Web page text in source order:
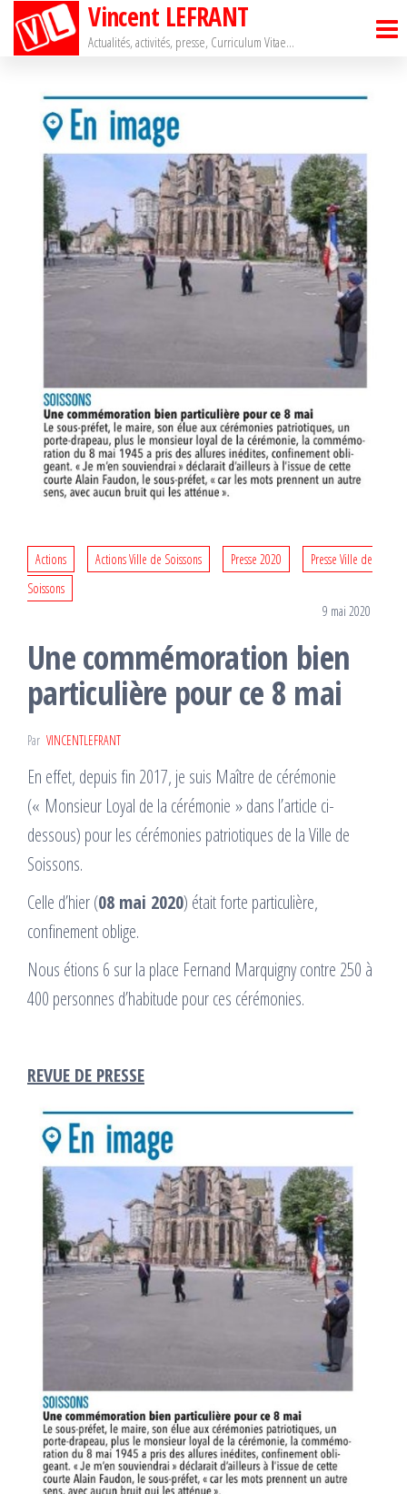
Passer
Vincent LEFRANT
Actualités, activités, presse, Curriculum Vitae…
Actions Actions Ville de Soissons Presse 2020
Presse Ville de
Soissons
9 mai 2020
Une commémoration bien
particulière pour ce 8 mai
Par VINCENTLEFRANT
En effet, depuis fin 2017, je suis Maître de cérémonie
(« Monsieur Loyal de la cérémonie » dans l’article ci-
dessous) pour les cérémonies patriotiques de la Ville de
Soissons.
Celle d’hier (08 mai 2020) était forte particulière,
confinement oblige.
Nous étions 6 sur la place Fernand Marquigny contre 250 à
400 personnes d’habitude pour ces cérémonies.
REVUE DE PRESSE